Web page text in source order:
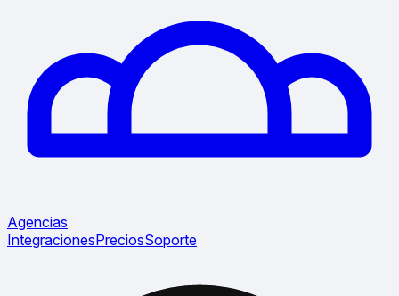
Agencias
IntegracionesPreciosSoporte